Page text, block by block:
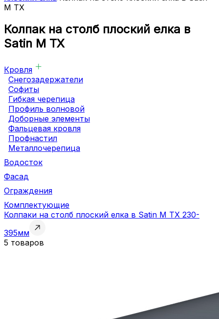
M TX
Колпак на столб плоский елка в
Satin M TX
Кровля
Снегозадержатели
Софиты
Гибкая черепица
Профиль волновой
Доборные элементы
Фальцевая кровля
Профнастил
Металлочерепица
Водосток
Фасад
Ограждения
Комплектующие
Колпаки на столб плоский елка в Satin M TX 230-
395мм
5 товаров